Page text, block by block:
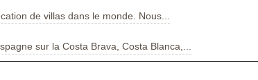
de villas dans le monde. Nous...
sur la Costa Brava, Costa Blanca,...